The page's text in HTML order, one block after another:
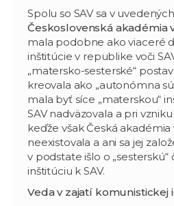
Spolu so SAV sa v
Československá akadémia
mala podobne ako viaceré
inštitúcie v republike voči
„matersko-sesterské“
kreovala ako „autonómna
mala byť síce „materskou“
SAV nadväzovala a pri
keďže však Česká
neexistovala a ani sa jej
v podstate išlo o
inštitúciu k SAV.
Veda v zajatí komunistickej